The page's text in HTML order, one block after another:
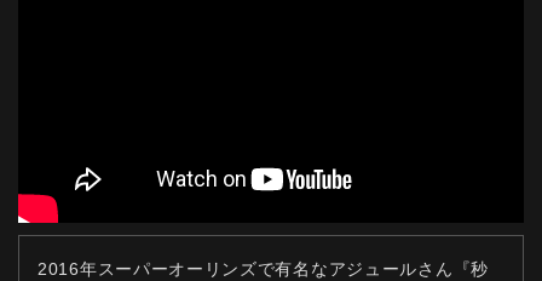
2016年スーパーオーリンズで有名なアジュールさん『秒